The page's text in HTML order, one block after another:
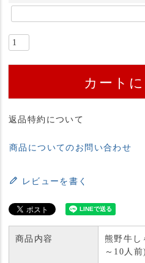
カート
返品特約について
商品についてのお問い合わせ
レビューを書く
商品内容
熊野牛し
～10人前)